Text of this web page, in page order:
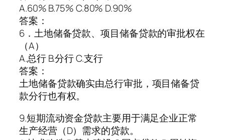
A.60% B.75% C.80% D.90%
答案：
6．土地储备贷款、项目储备贷款的审批权在
（A）
A.总行 B.分行 C.支行
答案：
土地储备贷款确实由总行审批，项目储备贷
款分行也有权。
9.短期流动资金贷款主要用于满足企业正常
生产经营（D）需求的贷款。